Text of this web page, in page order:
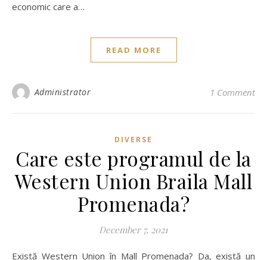
economic care a…
READ MORE
Administrator 1 Comment
DIVERSE
Care este programul de la
Western Union Braila Mall
Promenada?
December 7, 2021
Există Western Union în Mall Promenada? Da, există un